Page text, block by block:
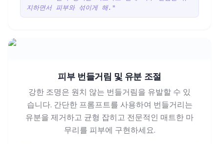
지하면서 피부와 섞이게 해."
피부 번들거림 및 유분 조절
강한 조명은 원치 않는 번들거림을 유발할 수 있
습니다. 간단한 프롬프트를 사용하여 번들거리는
유분을 제거하고 균형 잡히고 전문적인 매트한 마
무리를 피부에 구현하세요.